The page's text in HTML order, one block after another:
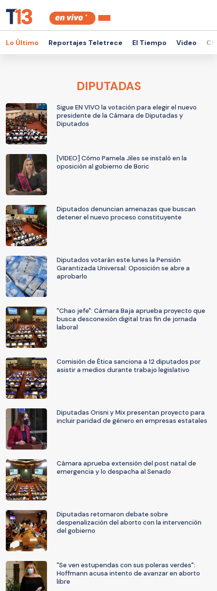
Lo Último Reportajes Teletrece El Tiempo Video
DIPUTADAS
Sigue EN VIVO la votación para elegir el nuevo
presidente de la Cámara de Diputadas y
Diputados
[VIDEO] Cómo Pamela Jiles se instaló en la
oposición al gobierno de Boric
Diputados denuncian amenazas que buscan
detener el nuevo proceso constituyente
Diputados votarán este lunes la Pensión
Garantizada Universal: Oposición se abre a
aprobarlo
"Chao jefe": Cámara Baja aprueba proyecto que
busca desconexión digital tras fin de jornada
laboral
Comisión de Ética sanciona a 12 diputados por
asistir a medios durante trabajo legislativo
Diputadas Orisni y Mix presentan proyecto para
incluir paridad de género en empresas estatales
Cámara aprueba extensión del post natal de
emergencia y lo despacha al Senado
Diputadas retomaron debate sobre
despenalización del aborto con la intervención
del gobierno
"Se ven estupendas con sus poleras verdes":
Hoffmann acusa intento de avanzar en aborto
libre